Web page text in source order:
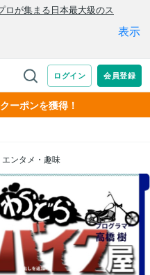
ーポンを獲得！
エンタメ・趣味